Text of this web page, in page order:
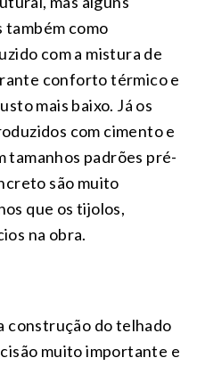
também como
com a mistura de
conforto térmico e
mais baixo. Já os
com cimento e
tamanhos padrões pré-
são muito
que os tijolos,
na obra.
construção do telhado
muito importante e